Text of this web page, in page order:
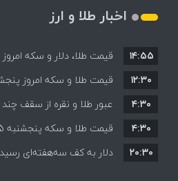
اخبار طلا و ارز
افزایش قیمت ها + جدول
۱۴:۵۵
قیمت ها بر مدار افزایش +
۱۲:۳۰
عبور طلا و نقره از سقف
۴:۳۰
قیمت طلا و سکه پنجشنبه 15 مرداد
۴:۳۰
دلار به کف سه‌هفته‌ای
۲۰:۳۰